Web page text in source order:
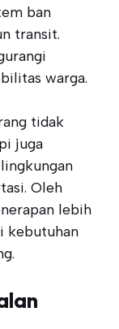
ban
transit.
warga.
tidak
juga
Oleh
lebih
kebutuhan